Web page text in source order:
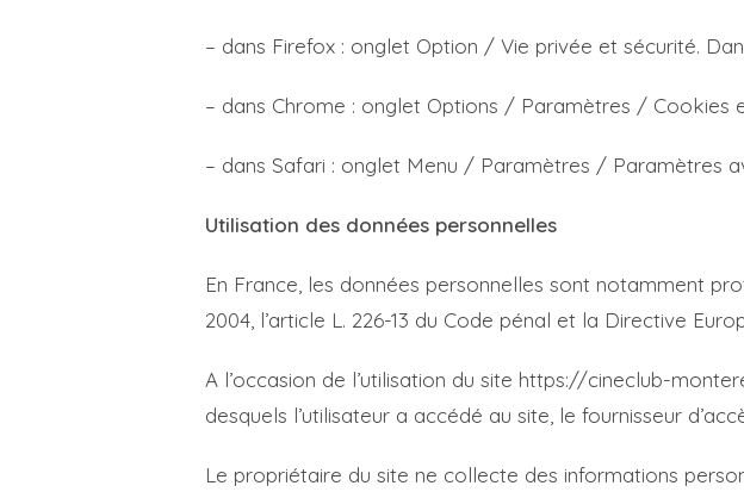
– dans Firefox : onglet Option / Vie privée et sécurité.
– dans Chrome : onglet Options / Paramètres / Cookies
– dans Safari : onglet Menu / Paramètres / Paramètres
Utilisation des données personnelles
En France, les données personnelles sont notamment
2004, l’article L. 226-13 du Code pénal et la Directive
A l’occasion de l’utilisation du site https://cineclub-
desquels l’utilisateur a accédé au site, le fournisseur
Le propriétaire du site ne collecte des informations